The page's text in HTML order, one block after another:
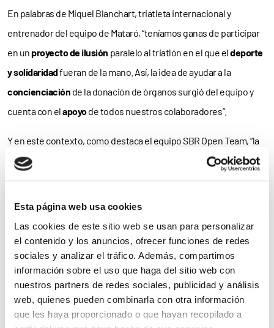
Esta página web usa cookies
Las cookies de este sitio web se usan para personalizar
el contenido y los anuncios, ofrecer funciones de redes
sociales y analizar el tráfico. Además, compartimos
información sobre el uso que haga del sitio web con
nuestros partners de redes sociales, publicidad y análisis
web, quienes pueden combinarla con otra información
que les haya proporcionado o que hayan recopilado a
En palabras de Miquel Blanchart, triatleta internacional y
entrenador del equipo de Mataró, “teníamos ganas de participar
en unproyecto de ilusión paralelo al triatlón en el que eldeporte
y solidaridadfueran de la mano. Así, la idea de ayudar a la
concienciación de la donación de órganos surgió del equipo y
cuenta con elapoyode todos nuestros colaboradores”.
Y en este contexto, como destaca el equipo SBR Open Team, “la
Federación Nacional ALCER es la una de las principales
asociaciones depacientes crónicos. Creada en el año1976, fue
Nacional de Trasplantes(ONT). Su trabajo desde entonces
siempre ha ido encaminado a mejorar lacalidad de vidade los
pacientes renalesy, por ello, promocionar la donación de
órganos paratrasplanteses uno de sus fines”.